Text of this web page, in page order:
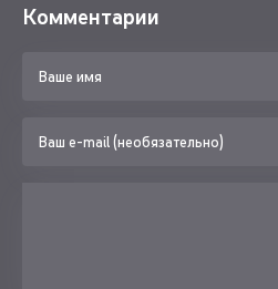
Комментарии